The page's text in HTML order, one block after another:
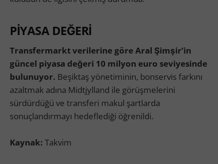
PİYASA DEĞERİ
Transfermarkt verilerine göre Aral Şimşir’in
güncel piyasa değeri 10 milyon euro seviyesinde
bulunuyor. Beşiktaş yönetiminin, bonservis farkını
azaltmak adına Midtjylland ile görüşmelerini
sürdürdüğü ve transferi makul şartlarda
sonuçlandırmayı hedeflediği öğrenildi.
Kaynak: Takvim